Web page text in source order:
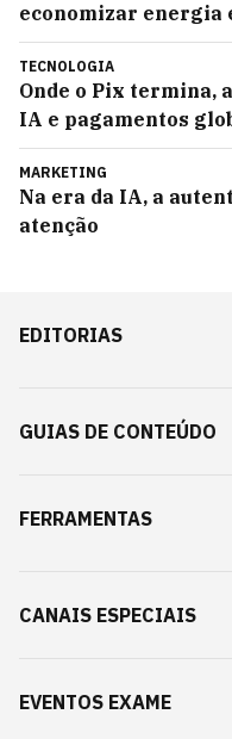
economizar
TECNOLOGIA
Onde o Pix termina,
IA e pagamentos
MARKETING
Na era da IA, a
atenção
EDITORIAS
GUIAS DE CONTEÚDO
FERRAMENTAS
CANAIS ESPECIAIS
EVENTOS EXAME